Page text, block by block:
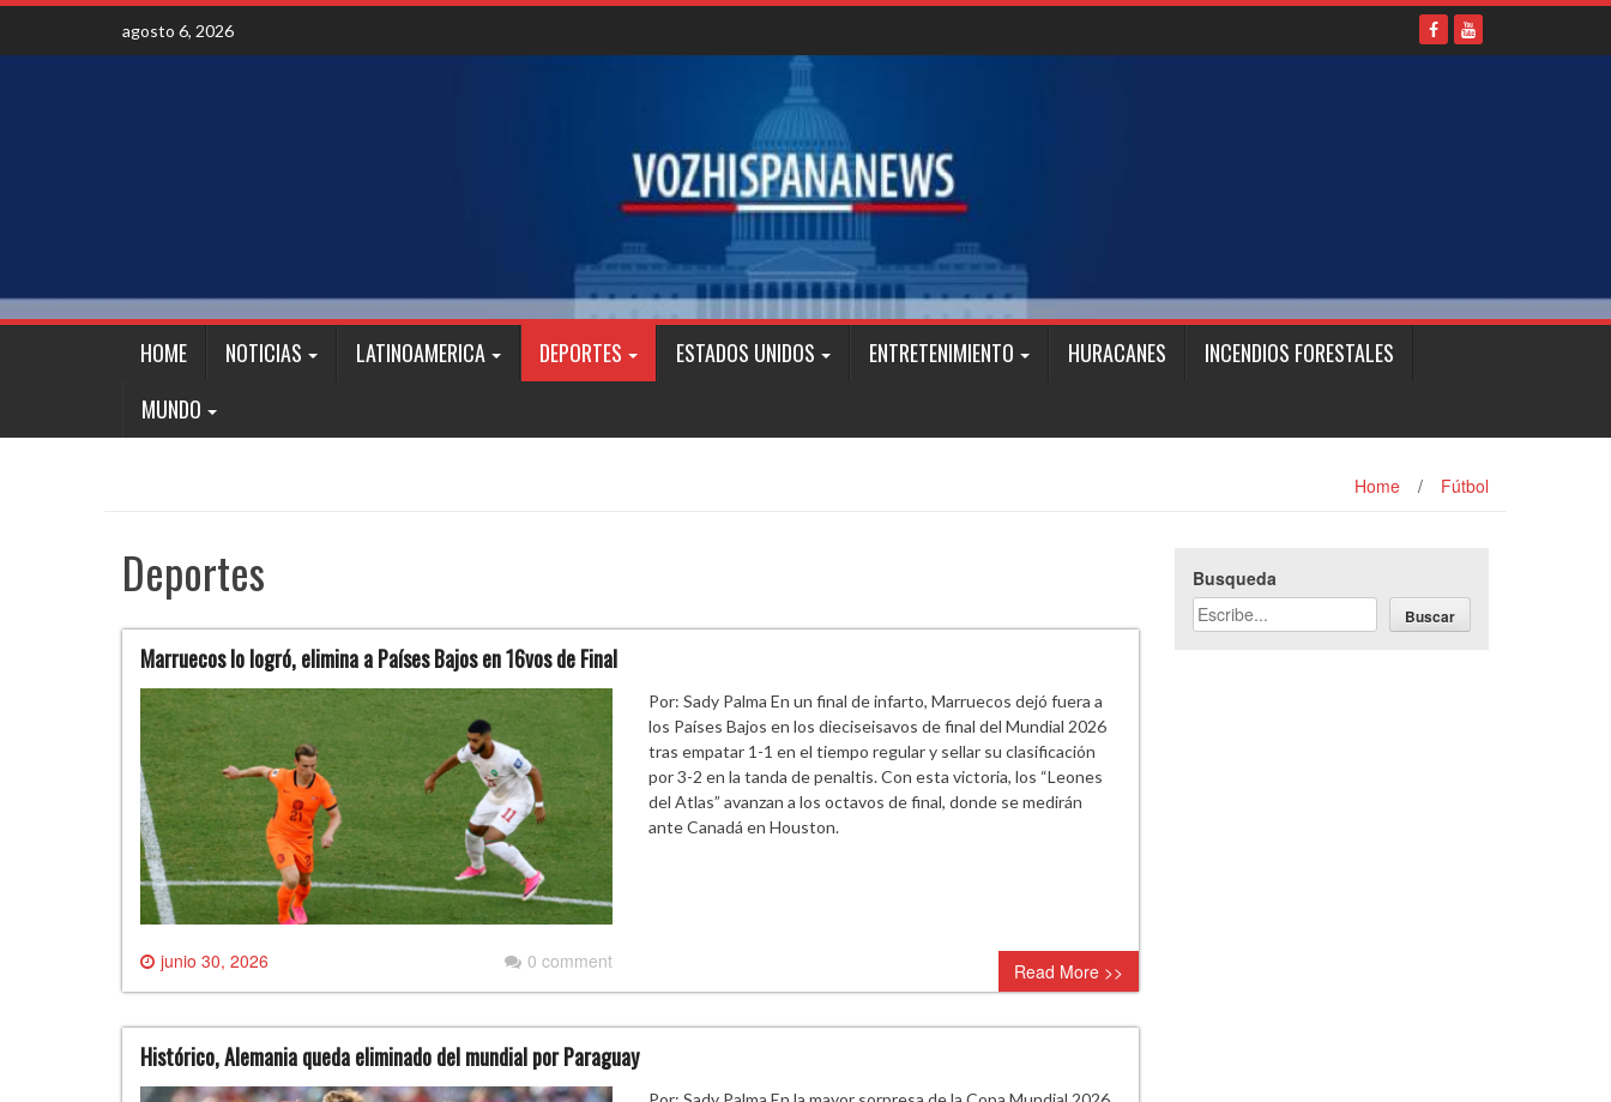
Skip
content
agosto 6, 2026
HOME NOTICIAS LATINOAMERICA DEPORTES ESTADOS UNIDOS ENTRETENIMIENTO HURACANES
INCENDIOS FORESTALES
MUNDO
Home / Fútbol
Deportes
Marruecos lo logró, elimina a Países Bajos en 16vos de Final
junio 30, 2026 0 comment
Por: Sady Palma En un final de infarto, Marruecos dejó fuera a
los Países Bajos en los dieciseisavos de final del Mundial 2026
tras empatar 1-1 en el tiempo regular y sellar su clasificación
por 3-2 en la tanda de penaltis. Con esta victoria, los “Leones
del Atlas” avanzan a los octavos de final, donde se medirán
ante Canadá en Houston.
Read More >>
Histórico, Alemania queda eliminado del mundial por Paraguay
Busqueda
Buscar